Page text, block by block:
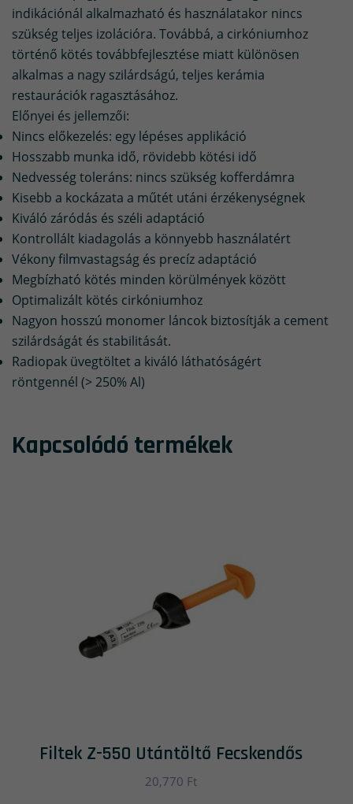
indikációnál alkalmazható és használatakor nincs
szükség teljes izolációra. Továbbá, a cirkóniumhoz
történő kötés továbbfejlesztése miatt különösen
alkalmas a nagy szilárdságú, teljes kerámia
restaurációk ragasztásához.
Előnyei és jellemzői:
Nincs előkezelés: egy lépéses applikáció
Hosszabb munka idő, rövidebb kötési idő
Nedvesség toleráns: nincs szükség kofferdámra
Kisebb a kockázata a műtét utáni érzékenységnek
Kiváló záródás és széli adaptáció
Kontrollált kiadagolás a könnyebb használatért
Vékony filmvastagság és precíz adaptáció
Megbízható kötés minden körülmények között
Optimalizált kötés cirkóniumhoz
Nagyon hosszú monomer láncok biztosítják a cement
szilárdságát és stabilitását.
Radiopak üvegtöltet a kiváló láthatóságért
röntgennél (> 250% Al)
Kapcsolódó termékek
Filtek Z-550 Utántöltő Fecskendős
20,770 Ft